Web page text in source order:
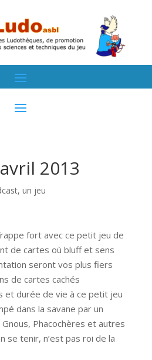
2013
un jeu
fort avec ce petit jeu de
de cartes où bluff et sens
seront vos plus fiers
de cartes cachés
et durée de vie à ce petit jeu
dans la savane par un
Phacochères et autres
se tenir, n’est pas roi de la